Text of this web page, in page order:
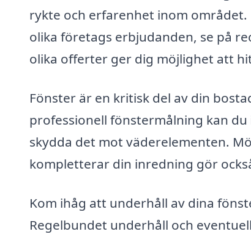
rykte och erfarenhet inom
olika företags erbjudanden, se på
olika offerter ger dig möjlighet att
Fönster är en kritisk del av din
professionell fönstermålning kan
skydda det mot väderelementen.
kompletterar din inredning gör
Kom ihåg att underhåll av dina
Regelbundet underhåll och